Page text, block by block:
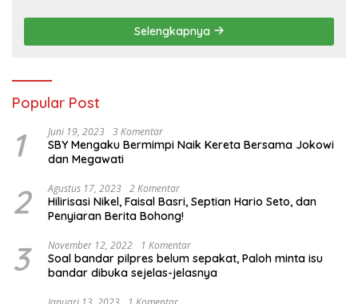
Pertanian Nasional
Selengkapnya
Popular Post
1 Juni 19, 2023 3 Komentar
SBY Mengaku Bermimpi Naik Kereta Bersama Jokowi
dan Megawati
2 Agustus 17, 2023 2 Komentar
Hilirisasi Nikel, Faisal Basri, Septian Hario Seto, dan
Penyiaran Berita Bohong!
3 November 12, 2022 1 Komentar
Soal bandar pilpres belum sepakat, Paloh minta isu
bandar dibuka sejelas-jelasnya